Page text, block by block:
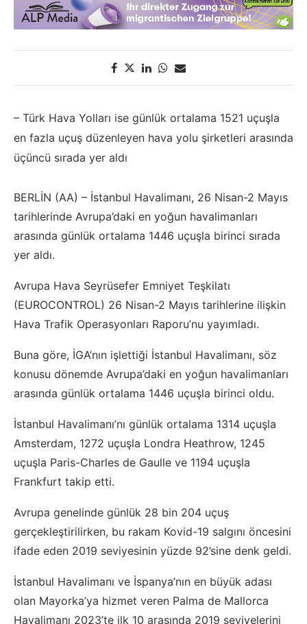
– Türk Hava Yolları ise günlük ortalama 1521 uçuşla
en fazla uçuş düzenleyen hava yolu şirketleri arasında
üçüncü sırada yer aldı
BERLİN (AA) – İstanbul Havalimanı, 26 Nisan-2 Mayıs
tarihlerinde Avrupa’daki en yoğun havalimanları
arasında günlük ortalama 1446 uçuşla birinci sırada
yer aldı.
Avrupa Hava Seyrüsefer Emniyet Teşkilatı
(EUROCONTROL) 26 Nisan-2 Mayıs tarihlerine ilişkin
Hava Trafik Operasyonları Raporu’nu yayımladı.
Buna göre, İGA’nın işlettiği İstanbul Havalimanı, söz
konusu dönemde Avrupa’daki en yoğun havalimanları
arasında günlük ortalama 1446 uçuşla birinci oldu.
İstanbul Havalimanı’nı günlük ortalama 1314 uçuşla
Amsterdam, 1272 uçuşla Londra Heathrow, 1245
uçuşla Paris-Charles de Gaulle ve 1194 uçuşla
Frankfurt takip etti.
Avrupa genelinde günlük 28 bin 204 uçuş
gerçekleştirilirken, bu rakam Kovid-19 salgını öncesini
ifade eden 2019 seviyesinin yüzde 92’sine denk geldi.
İstanbul Havalimanı ve İspanya’nın en büyük adası
olan Mayorka’ya hizmet veren Palma de Mallorca
Havalimanı 2023’te ilk 10 arasında 2019 seviyelerini